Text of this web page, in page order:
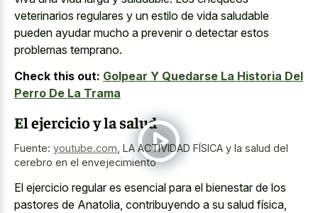
veterinarios regulares y un estilo de vida saludable
pueden ayudar mucho a prevenir o detectar estos
problemas temprano.
Check this out: Golpear Y Quedarse La Historia Del
Perro De La Trama
El ejercicio y la salud
Fuente: youtube.com LA ACTIVIDAD FÍSICA y la salud del
cerebro en el envejecimiento
El ejercicio regular es esencial para el bienestar de los
pastores de Anatolia, contribuyendo a su salud física,